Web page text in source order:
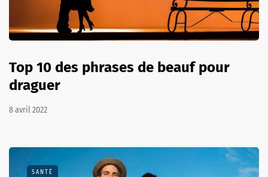
Top 10 des phrases de beauf pour
draguer
8 avril 2022
SANTÉ